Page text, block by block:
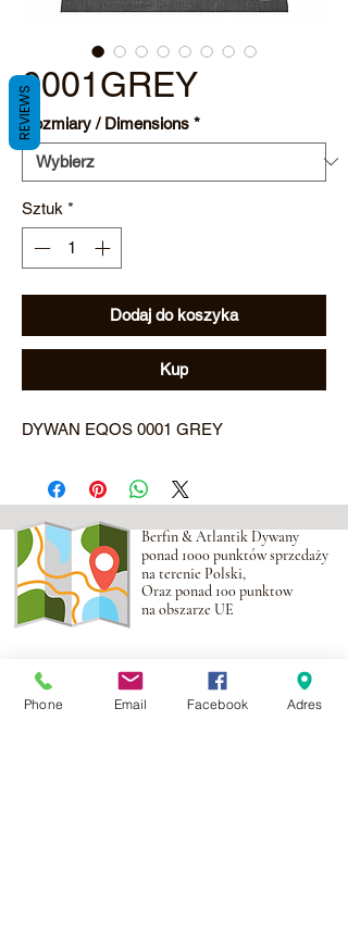
0001GREY
Rozmiary / Dimensions *
Sztuk *
Dodaj do koszyka
Kup
DYWAN EQOS 0001 GREY
Berfin & Atlantik Dywany
ponad 1000 punktów sprzedaży
na terenie Polski,
Oraz ponad 100 punktow
na obszarze UE
Al. Krakowska 2,
Wola Mrokowska 05-552
Phone Email Facebook Adres
REVIEWS